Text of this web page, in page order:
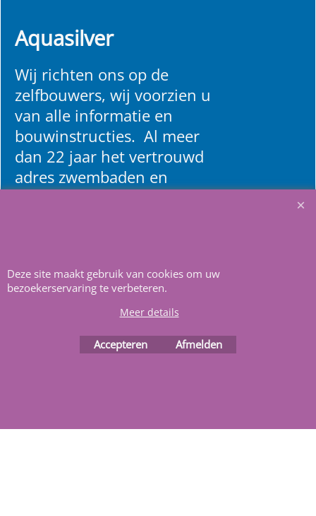
Aquasilver
Wij richten ons op de
zelfbouwers, wij voorzien u
van alle informatie en
bouwinstructies. Al meer
dan 22 jaar het vertrouwd
adres zwembaden en
Deze site maakt gebruik van cookies om uw
bezoekerservaring te verbeteren.
Meer details
Accepteren Afmelden